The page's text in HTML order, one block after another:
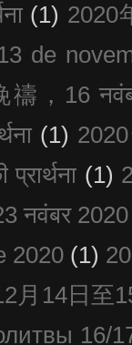
(1) 2020
de
，16
(1)
(1)
नवंबर 2020
2020 (1)
月14日至
16/